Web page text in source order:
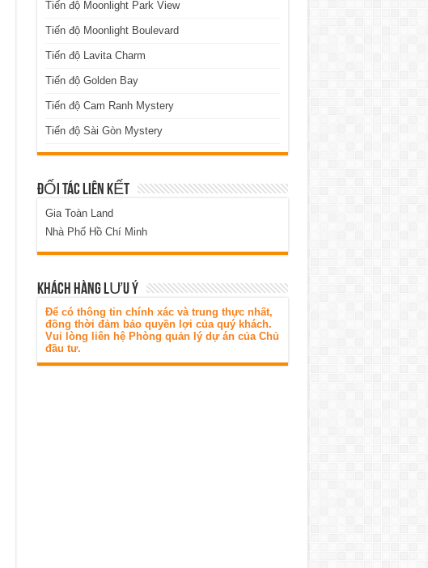
Tiến độ Moonlight Park View
Tiến độ Moonlight Boulevard
Tiến độ Lavita Charm
Tiến độ Golden Bay
Tiến độ Cam Ranh Mystery
Tiến độ Sài Gòn Mystery
ĐỐI TÁC LIÊN KẾT
Gia Toàn Land
Nhà Phố Hồ Chí Minh
KHÁCH HÀNG LƯU Ý
Để có thông tin chính xác và trung thực nhất,
đồng thời đảm bảo quyền lợi của quý khách.
Vui lòng liên hệ Phòng quản lý dự án của Chủ
đầu tư.